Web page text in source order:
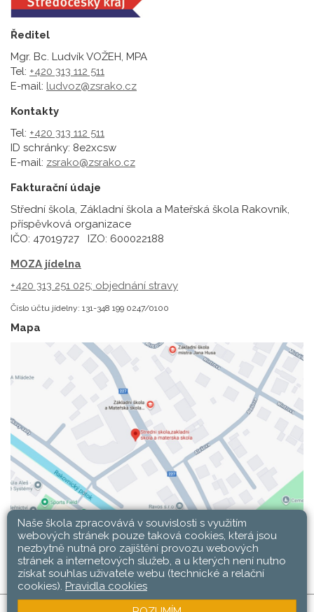
Ředitel
Mgr. Bc. Ludvík VOŽEH, MPA
Tel: +420 313 112 511
E-mail: ludvoz@zsrako.cz
Kontakty
Tel: +420 313 112 511
ID schránky: 8e2xcsw
E-mail: zsrako@zsrako.cz
Fakturační údaje
Střední škola, Základní škola a Mateřská škola Rakovník,
příspěvková organizace
IČO: 47019727 IZO: 600022188
MOZA jídelna
+420 313 251 025; objednání stravy
Číslo účtu jídelny: 131-348 199 0247/0100
Mapa
Naše škola zpracovává v souvislosti s využitím
webových stránek pouze taková cookies, která jsou
nezbytně nutná pro zajištění provozu webových
stránek a internetových služeb, a u kterých není nutno
získat souhlas uživatele webu (technické a relační
cookies). Pravidla cookies